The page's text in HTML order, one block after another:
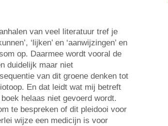
van veel literatuur tref je
‘lijken’ en ‘aanwijzingen’ en
op. Daarmee wordt vooral de
duidelijk maar niet
van dit groene denken tot
En dat leidt wat mij betreft
helaas niet gevoerd wordt.
te bespreken of dit pleidooi voor
wijze een medicijn is voor